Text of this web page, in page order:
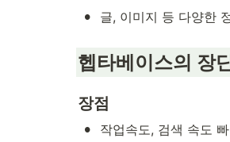
• 글, 이미지 등 다양한
헵타베이스의 장
장점
• 작업속도, 검색 속도